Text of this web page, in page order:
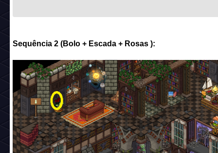
Sequência 2 (Bolo + Escada + Rosas ):